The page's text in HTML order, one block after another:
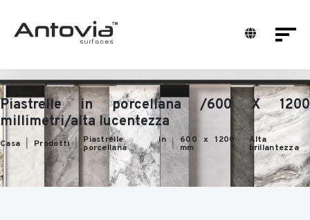
Piastrelle in porcellana /600 X 1200
millimetri/alta lucentezza
Casa Prodotti Piastrelle in
porcellana
600 x 1200
mm
Alta
brillantezza